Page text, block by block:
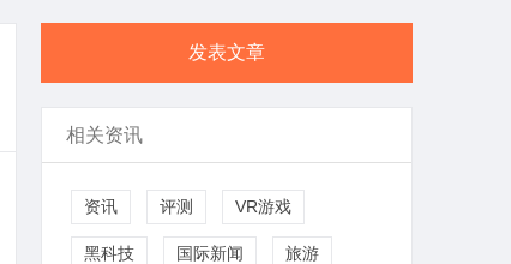
发表文章
相关资讯
资讯 评测 VR游戏
黑科技 国际新闻 旅游